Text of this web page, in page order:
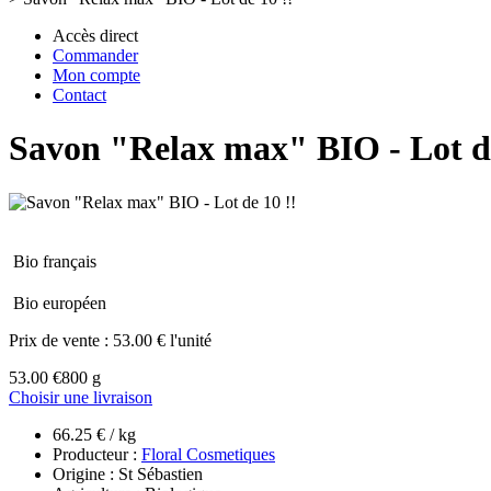
Accès direct
Commander
Mon compte
Contact
Savon "Relax max" BIO - Lot
Bio français
Bio européen
Prix de vente : 53.00 € l'unité
53.00 €800 g
Choisir une livraison
66.25 € / kg
Producteur : Floral Cosmetiques
Origine : St Sébastien